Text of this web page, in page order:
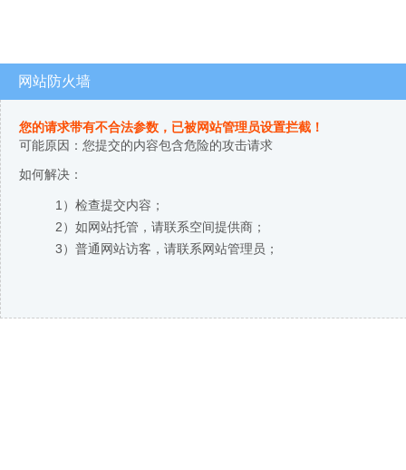
网站防火墙
您的请求带有不合法参数，已被网站管理员设置拦截！
可能原因：您提交的内容包含危险的攻击请求
如何解决：
1）检查提交内容；
2）如网站托管，请联系空间提供商；
3）普通网站访客，请联系网站管理员；